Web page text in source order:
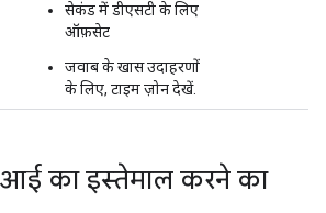
सेकंड में डीएसटी के लिए
ऑफ़सेट
जवाब के खास उदाहरणों
के लिए, टाइम ज़ोन देखें.
का इस्तेमाल करने का